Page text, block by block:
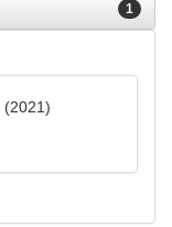
1
2021